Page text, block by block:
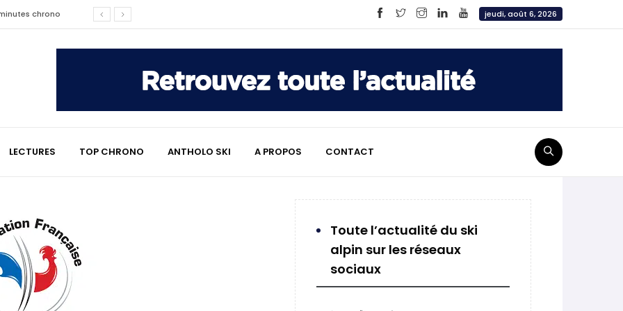
chrono
le témoignage émouvant de
divisent déjà la
jeudi, août 6, 2026
LECTURES TOP CHRONO ANTHOLO SKI A PROPOS CONTACT
Toute l’actualité du ski
alpin sur les réseaux
sociaux